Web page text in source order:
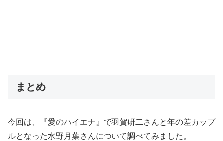
まとめ
今回は、『愛のハイエナ』で羽賀研二さんと年の差カップ
ルとなった水野月葉さんについて調べてみました。